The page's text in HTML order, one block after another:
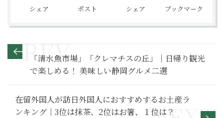
シェア ポスト シェア ブックマーク
「清水魚市場」「クレマチスの丘」｜日帰り観光
で楽しめる！ 美味しい静岡グルメ二選
在留外国人が訪日外国人におすすめするお土産ラ
ンキング｜3位は抹茶、2位はお箸、１位は？